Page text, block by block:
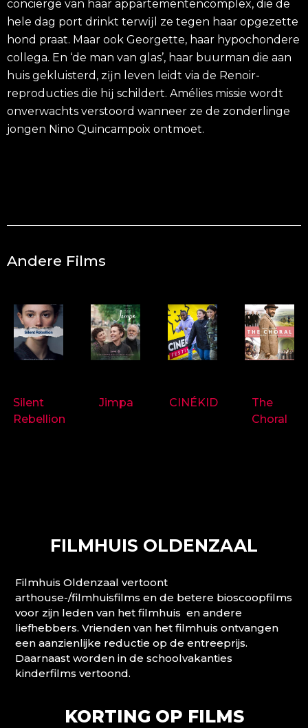
conciërge van haar appartementencomplex, die de
hele dag port drinkt terwĳl ze tegen haar opgezette
hond praat. Maar ook Georgette, haar hypochondere
collega. En ‘de man van glas’, haar buurman die aan
huis gekluisterd, zĳn leven leidt via de Renoir-
reproducties die hĳ schildert. Amélies missie wordt
onverwachts verstoord wanneer ze de zonderlinge
jongen Nino Quincampoix ontmoet.
Andere Films
Silent
Rebellion
Jimpa CINÉKID
The
Choral
FILMHUIS OLDENZAAL
Filmhuis Oldenzaal vertoont
arthouse-/filmhuisfilms en de betere bioscoopfilms
voor zijn leden van het filmhuis en andere
liefhebbers. Vrienden van het filmhuis ontvangen
een aanzienlijke reductie op de entreeprijs.
Daarnaast worden in de schoolvakanties
kinderfilms vertoond.
KORTING OP FILMS